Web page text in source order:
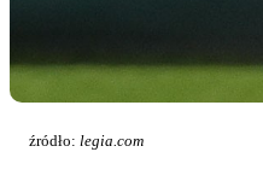
źródło: legia.com